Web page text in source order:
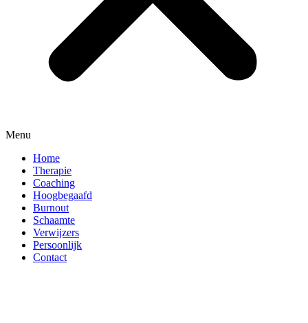
Menu
Home
Therapie
Coaching
Hoogbegaafd
Burnout
Schaamte
Verwijzers
Persoonlijk
Contact